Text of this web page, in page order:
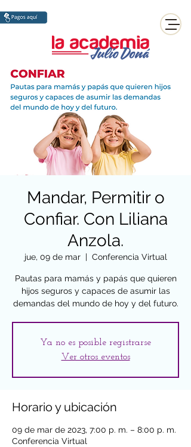
Mandar, Permitir o
Confiar. Con Liliana
Anzola.
jue, 09 de mar
  |
Conferencia Virtual
Pautas para mamás y papás que quieren
hijos seguros y capaces de asumir las
demandas del mundo de hoy y del futuro.
Ya no es posible registrarse
Ver otros eventos
Horario y ubicación
09 de mar de 2023, 7:00 p. m. – 8:00 p. m.
Conferencia Virtual